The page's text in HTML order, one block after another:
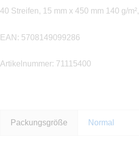
40 Streifen, 15 mm x 450 mm 140 g/
EAN: 5708149099286
Artikelnummer: 71115400
Packungsgröße Normal